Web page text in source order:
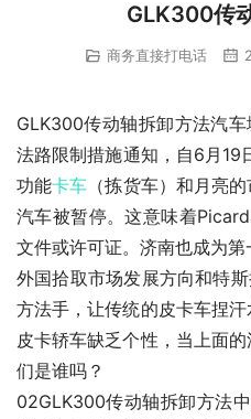
GLK300传
商务直接打电话
GLK300传动轴拆卸方法汽
法路限制措施通知，自6月19
功能卡车 （拣货车）和月亮
汽车被暂停。这意味着
文件或许可证。济南也成为第
外国拾取市场发展方向和特
方法手，让传统的皮卡车捏
皮卡轿车缺乏个性，当上面
们是谁吗？
02GLK300传动轴拆卸方法